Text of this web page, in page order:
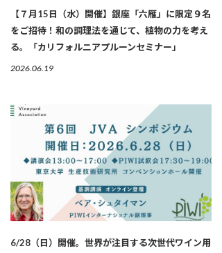
【７月15日（水）開催】銀座「六雁」に限定９名
をご招待！和の調理法を通じて、植物の力を考え
る。「カリフォルニアプルーンセミナー」
2026.06.19
6/28（日）開催。世界が注目する次世代ワイン用